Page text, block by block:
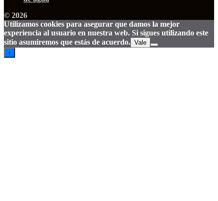
© 2026
Utilizamos cookies para asegurar que damos la mejor
experiencia al usuario en nuestra web. Si sigues utilizando este
sitio asumiremos que estás de acuerdo. Vale
↑